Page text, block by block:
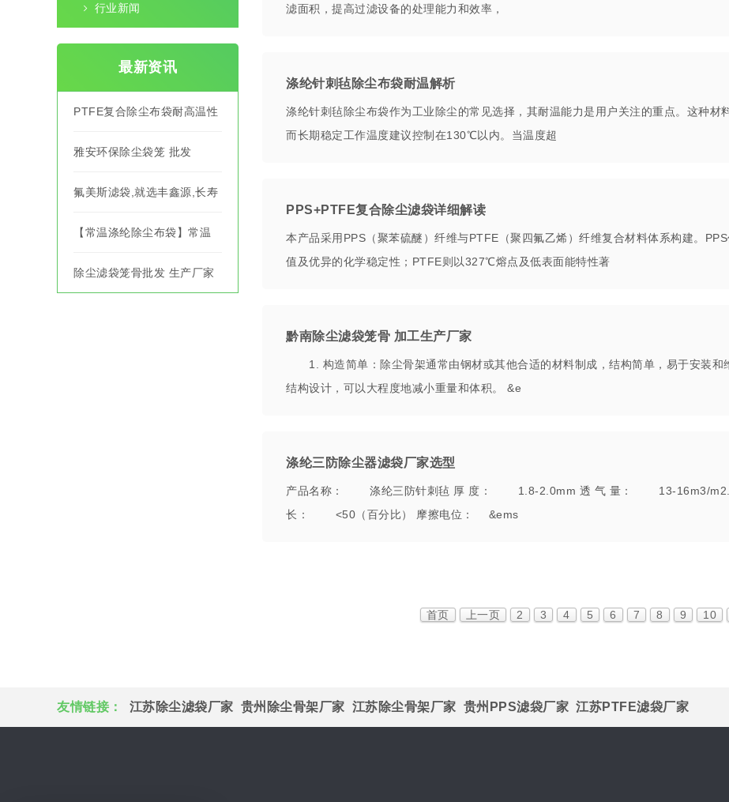
行业新闻
最新资讯
PTFE复合除尘布袋耐高温性
能如何？
雅安环保除尘袋笼 批发
氟美斯滤袋,就选丰鑫源,长寿
命,除尘效果有保障!
【常温涤纶除尘布袋】常温
涤纶除尘布袋批发
除尘滤袋笼骨批发 生产厂家
滤面积，提高过滤设备的处理能力和效率，
涤纶针刺毡除尘布袋耐温解析
涤纶针刺毡除尘布袋作为工业除尘的常见选择，其耐温能力是用户关注的重点。这种
而长期稳定工作温度建议控制在130℃以内。当温度超
PPS+PTFE复合除尘滤袋详细解读
本产品采用PPS（聚苯硫醚）纤维与PTFE（聚四氟乙烯）纤维复合材料体系构建。
值及优异的化学稳定性；PTFE则以327℃熔点及低表面能特性著
黔南除尘滤袋笼骨 加工生产厂家
1. 构造简单：除尘骨架通常由钢材或其他合适的材料制成，结构简单，易于安装
结构设计，可以大程度地减小重量和体积。 &e
涤纶三防除尘器滤袋厂家选型
产品名称： 涤纶三防针刺毡 厚 度： 1.8-2.0mm 透 气 量： 13-16m3/
长： <50（百分比） 摩擦电位： &ems
首页 上一页 2 3 4 5 6 7 8 9 10
友情链接： 江苏除尘滤袋厂家 贵州除尘骨架厂家 江苏除尘骨架厂家 贵州PPS滤袋厂家 江苏PTFE滤袋厂家